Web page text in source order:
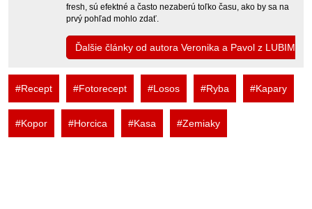
fresh, sú efektné a často nezaberú toľko času, ako by sa na
prvý pohľad mohlo zdať.
Ďalšie články od autora Veronika a Pavol z
#Recept #Fotorecept #Losos #Ryba #Kapary
#Kopor #Horcica #Kasa #Zemiaky